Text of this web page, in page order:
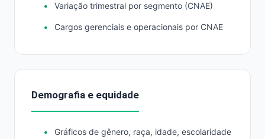
Variação trimestral por segmento (CNAE)
Cargos gerenciais e operacionais por CNAE
Demografia e equidade
Gráficos de gênero, raça, idade, escolaridade